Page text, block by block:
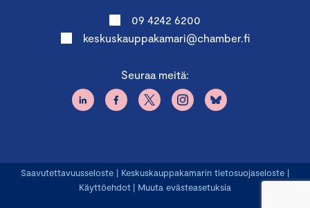
09 4242 6200
keskuskauppakamari@chamber.fi
Seuraa meitä:
Saavutettavuusseloste | Keskuskauppakamarin tietosuojaseloste |
Käyttöehdot | Muuta evästeasetuksia